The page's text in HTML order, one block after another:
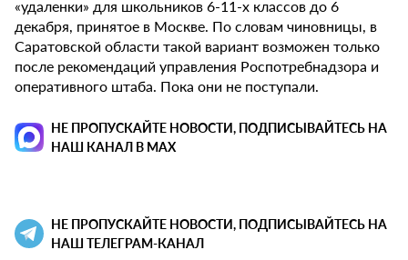
«удаленки» для школьников 6-11-х классов до 6
декабря, принятое в Москве. По словам чиновницы, в
Саратовской области такой вариант возможен только
после рекомендаций управления Роспотребнадзора и
оперативного штаба. Пока они не поступали.
НЕ ПРОПУСКАЙТЕ НОВОСТИ, ПОДПИСЫВАЙТЕСЬ НА
НАШ КАНАЛ В MAX
НЕ ПРОПУСКАЙТЕ НОВОСТИ, ПОДПИСЫВАЙТЕСЬ НА
НАШ ТЕЛЕГРАМ-КАНАЛ